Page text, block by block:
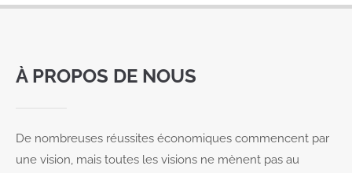
À PROPOS DE NOUS
De nombreuses réussites économiques commencent par
une vision, mais toutes les visions ne mènent pas au